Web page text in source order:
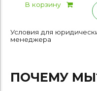
В корзину
Условия для
менеджера
ПОЧЕМУ